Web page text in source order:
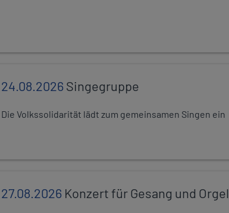
24.08.2026Singegruppe
Die Volkssolidarität lädt zum gemeinsamen Singen ein
27.08.2026 Konzert für Gesang und Orgel